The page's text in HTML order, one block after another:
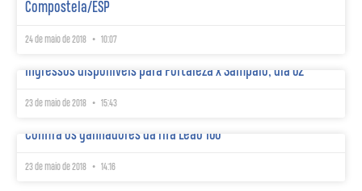
Compostela/ESP
24 de maio de 2018 10:07
Ingressos disponíveis para Fortaleza x Sampaio, dia 02
23 de maio de 2018 15:43
Confira os ganhadores da rifa Leão 100
23 de maio de 2018 14:16